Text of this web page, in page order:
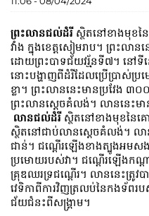
ព្រះលានជល់ដំរីស្ថិតនៅខាងមុខនៃ
វាំង ក្នុងខេត្តសៀមរាប។ ព្រះល
ដោយព្រះបាទជ័យវរ្ម័នទី៧។ នៅទីន
នោះបង្ហាញពីដំរីដែលប្រើប្រាស់ប្
ខ្លា។ ព្រះលាននេះមានប្រវែង ៣
ព្រះលានស្តេចគំលង់។ លាននេះម
លានជល់ដំរី ស្ថិតនៅខាងមុខនៃគោ
ស្ថិតនៅជាប់លានស្តេចគំលង់។​ ល
ជាន់។ ជណ្ដើរឡើងខាងត្បូង​អម
ប្រមោយរបស់វា។ ជណ្ដើរឡើងក
គ្រុឌឈរទ្រជណ្ដើរ។ លាននេះត្រូវប
វេទិកា​ពីការវិញត្រលប់នៃកងទ័ពរ
ជ័យជំនះពីសង្គ្រាម។